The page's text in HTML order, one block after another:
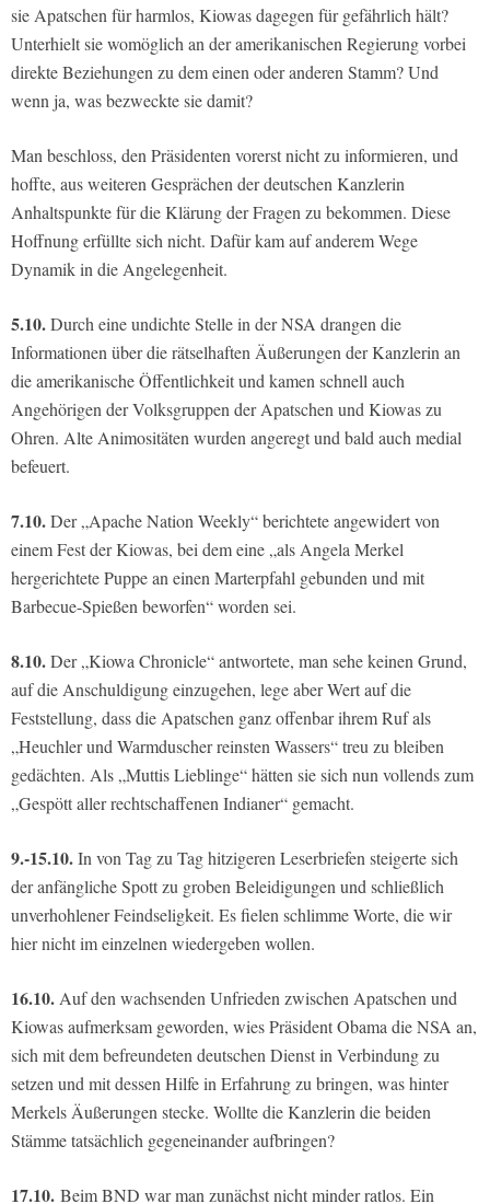
sie Apatschen für harmlos, Kiowas dagegen für gefährlich hält?
Unterhielt sie womöglich an der amerikanischen Regierung vorbei
direkte Beziehungen zu dem einen oder anderen Stamm? Und
wenn ja, was bezweckte sie damit?
Man beschloss, den Präsidenten vorerst nicht zu informieren, und
hoffte, aus weiteren Gesprächen der deutschen Kanzlerin
Anhaltspunkte für die Klärung der Fragen zu bekommen. Diese
Hoffnung erfüllte sich nicht. Dafür kam auf anderem Wege
Dynamik in die Angelegenheit.
5.10.Durch eine undichte Stelle in der NSA drangen die
Informationen über die rätselhaften Äußerungen der Kanzlerin an
die amerikanische Öffentlichkeit und kamen schnell auch
Angehörigen der Volksgruppen der Apatschen und Kiowas zu
Ohren. Alte Animositäten wurden angeregt und bald auch medial
befeuert.
7.10.Der „Apache Nation Weekly“ berichtete angewidert von
einem Fest der Kiowas, bei dem eine „als Angela Merkel
hergerichtete Puppe an einen Marterpfahl gebunden und mit
Barbecue-Spießen beworfen“ worden sei.
8.10.Der „Kiowa Chronicle“ antwortete, man sehe keinen Grund,
auf die Anschuldigung einzugehen, lege aber Wert auf die
Feststellung, dass die Apatschen ganz offenbar ihrem Ruf als
„Heuchler und Warmduscher reinsten Wassers“ treu zu bleiben
gedächten. Als „Muttis Lieblinge“ hätten sie sich nun vollends zum
„Gespött aller rechtschaffenen Indianer“ gemacht.
9.-15.10.In von Tag zu Tag hitzigeren Leserbriefen steigerte sich
der anfängliche Spott zu groben Beleidigungen und schließlich
unverhohlener Feindseligkeit. Es fielen schlimme Worte, die wir
hier nicht im einzelnen wiedergeben wollen.
16.10.Auf den wachsenden Unfrieden zwischen Apatschen und
Kiowas aufmerksam geworden, wies Präsident Obama die NSA an,
sich mit dem befreundeten deutschen Dienst in Verbindung zu
setzen und mit dessen Hilfe in Erfahrung zu bringen, was hinter
Merkels Äußerungen stecke. Wollte die Kanzlerin die beiden
Stämme tatsächlich gegeneinander aufbringen?
17.10. Beim BND war man zunächst nicht minder ratlos. Ein